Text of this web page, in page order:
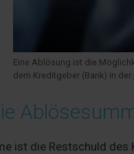
Eine Ablösung ist die
dem Kreditgeber (Bank) in
ist die Restschuld